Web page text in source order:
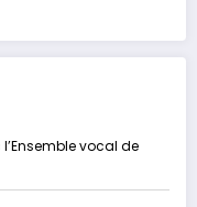
vocal de